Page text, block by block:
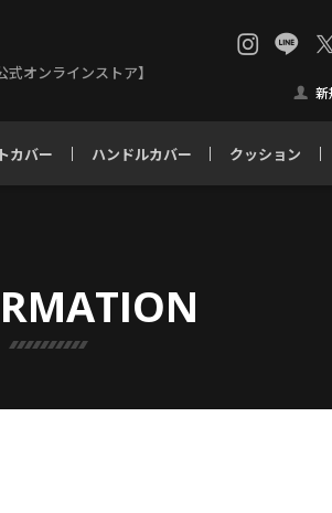
オンラインストア】
新
カバー ハンドルカバー クッション